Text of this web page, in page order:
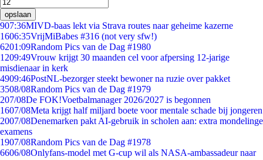
opslaan
907:36MIVD-baas lekt via Strava routes naar geheime kazerne
1606:35VrijMiBabes #316 (not very sfw!)
6201:09Random Pics van de Dag #1980
1209:49Vrouw krijgt 30 maanden cel voor afpersing 12-jarige
misdienaar in kerk
4909:46PostNL-bezorger steekt bewoner na ruzie over pakket
3508/08Random Pics van de Dag #1979
207/08De FOK!Voetbalmanager 2026/2027 is begonnen
1607/08Meta krijgt half miljard boete voor mentale schade bij jongeren
2007/08Denemarken pakt AI-gebruik in scholen aan: extra mondelinge
examens
1907/08Random Pics van de Dag #1978
6606/08Onlyfans-model met G-cup wil als NASA-ambassadeur naar